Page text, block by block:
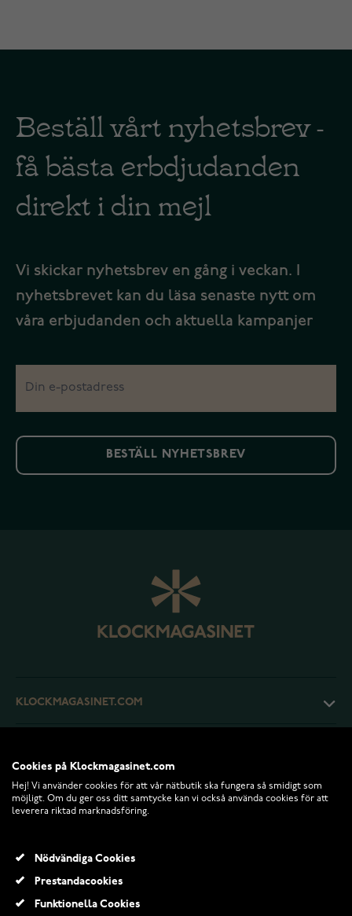
Beställ vårt nyhetsbrev -
få bästa erbdjudanden
direkt i din mejl
Vi skickar nyhetsbrev en gång i veckan. I
nyhetsbrevet kan du läsa senaste nytt om
våra erbjudanden och aktuella kampanjer
BESTÄLL NYHETSBREV
KLOCKMAGASINET.COM
RETURER OCH VILLKOR
Cookies på Klockmagasinet.com
Hej! Vi använder cookies för att vår nätbutik ska fungera så smidigt som
möjligt. Om du ger oss ditt samtycke kan vi också använda cookies för att
leverera riktad marknadsföring.
Nödvändiga Cookies
Prestandacookies
Funktionella Cookies